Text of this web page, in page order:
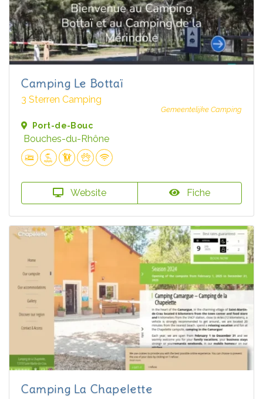
Camping Le Bottaï
3 Sterren Camping
Gemeentelijke Camping
Port-de-Bouc
Bouches-du-Rhône
Website Fiche
Camping La Chapelette